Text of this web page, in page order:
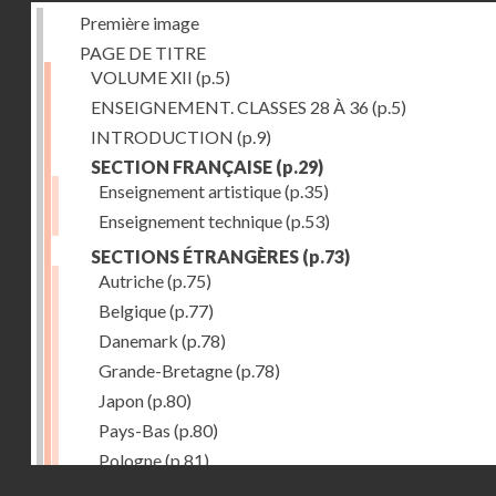
Première image
PAGE DE TITRE
VOLUME XII (p.5)
ENSEIGNEMENT. CLASSES 28 À 36 (p.5)
INTRODUCTION (p.9)
SECTION FRANÇAISE (p.29)
Enseignement artistique(p.35)
Enseignement technique(p.53)
SECTIONS ÉTRANGÈRES (p.73)
Autriche(p.75)
Belgique(p.77)
Danemark (p.78)
Grande-Bretagne(p.78)
Japon(p.80)
Pays-Bas (p.80)
Pologne(p.81)